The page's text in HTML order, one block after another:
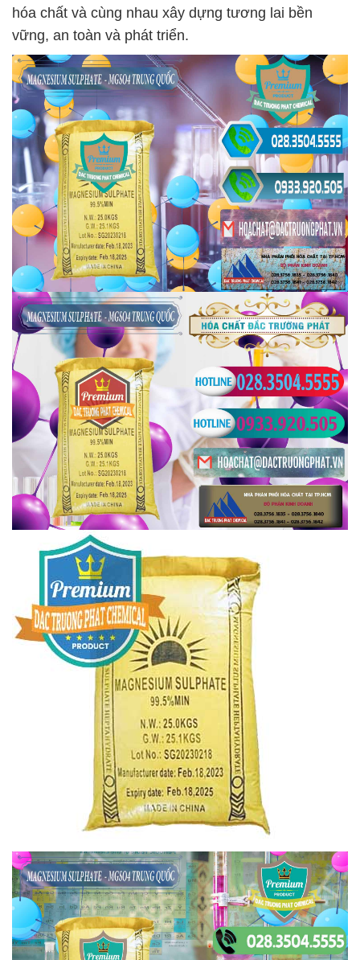
hóa chất và cùng nhau xây dựng tương lai bền
vững, an toàn và phát triển.